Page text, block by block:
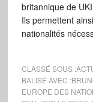
britannique de
Ils permettent
nationalités
CLASSÉ SOUS :
BALISÉ AVEC :
EUROPE DES